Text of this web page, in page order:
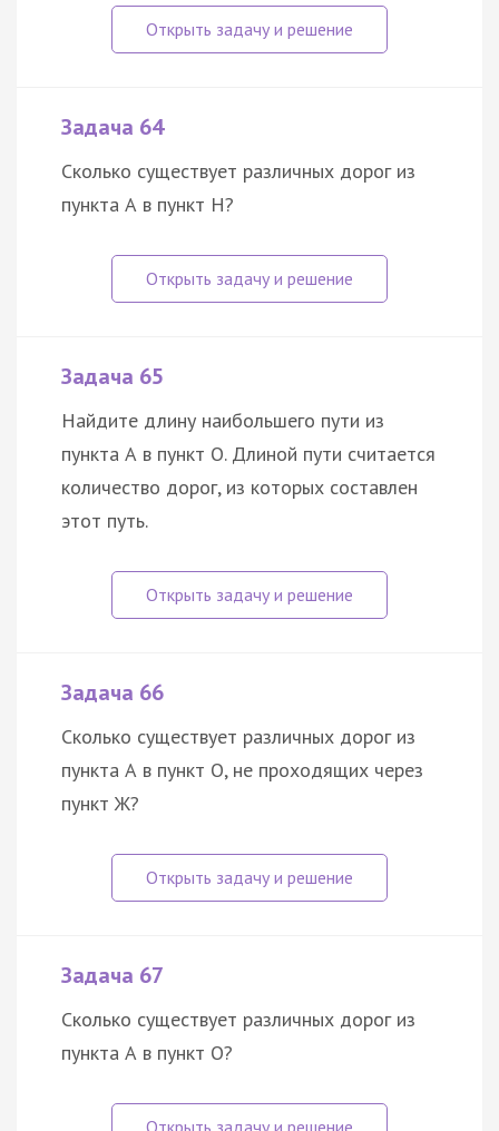
Задача 64
Сколько существует различных дорог из
пункта А в пункт Н?
Задача 65
Найдите длину наибольшего пути из
пункта А в пункт О. Длиной пути считается
количество дорог, из которых составлен
этот путь.
Задача 66
Сколько существует различных дорог из
пункта А в пункт О, не проходящих через
пункт Ж?
Задача 67
Сколько существует различных дорог из
пункта А в пункт О?